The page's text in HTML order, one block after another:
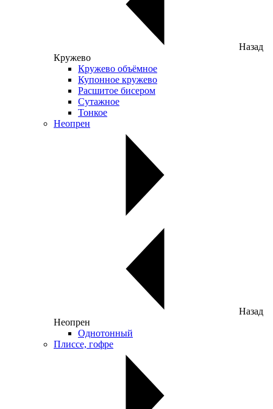
Назад
Кружево
Кружево объёмное
Купонное кружево
Расшитое бисером
Сутажное
Тонкое
Неопрен
Назад
Неопрен
Однотонный
Плиссе, гофре